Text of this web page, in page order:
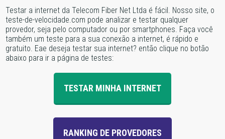
Testar a internet da Telecom Fiber Net Ltda é fácil. Nosso site, o
teste-de-velocidade.com pode analizar e testar qualquer
provedor, seja pelo computador ou por smartphones. Faça você
também um teste para a sua conexão a internet, é rápido e
gratuito. Eae deseja testar sua internet? então clique no botão
abaixo para ir a página de testes:
TESTAR MINHA INTERNET
RANKING DE PROVEDORES